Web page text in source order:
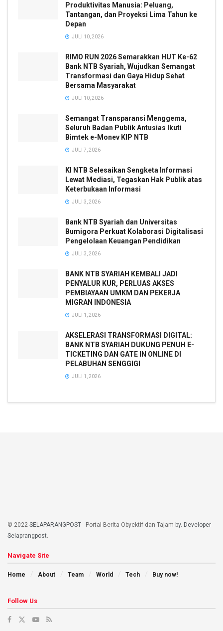
Produktivitas Manusia: Peluang,
Tantangan, dan Proyeksi Lima Tahun ke
Depan
JULI 10, 2026
RIMO RUN 2026 Semarakkan HUT Ke-62
Bank NTB Syariah, Wujudkan Semangat
Transformasi dan Gaya Hidup Sehat
Bersama Masyarakat
JULI 10, 2026
Semangat Transparansi Menggema,
Seluruh Badan Publik Antusias Ikuti
Bimtek e-Monev KIP NTB
JULI 7, 2026
KI NTB Selesaikan Sengketa Informasi
Lewat Mediasi, Tegaskan Hak Publik atas
Keterbukaan Informasi
JULI 3, 2026
Bank NTB Syariah dan Universitas
Bumigora Perkuat Kolaborasi Digitalisasi
Pengelolaan Keuangan Pendidikan
JULI 3, 2026
BANK NTB SYARIAH KEMBALI JADI
PENYALUR KUR, PERLUAS AKSES
PEMBIAYAAN UMKM DAN PEKERJA
MIGRAN INDONESIA
JULI 1, 2026
AKSELERASI TRANSFORMASI DIGITAL:
BANK NTB SYARIAH DUKUNG PENUH E-
TICKETING DAN GATE IN ONLINE DI
PELABUHAN SENGGIGI
JULI 1, 2026
© 2022 SELAPARANGPOST - Portal Berita Obyektif dan Tajam by. Developer
Selaprangpost
Navigate Site
Home About Team World Tech Buy now!
Follow Us